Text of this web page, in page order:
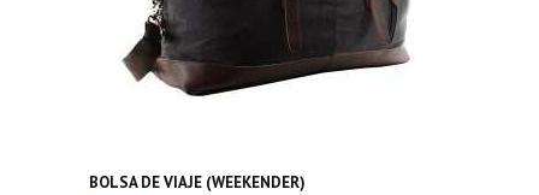
BOLSA DE VIAJE (WEEKENDER)